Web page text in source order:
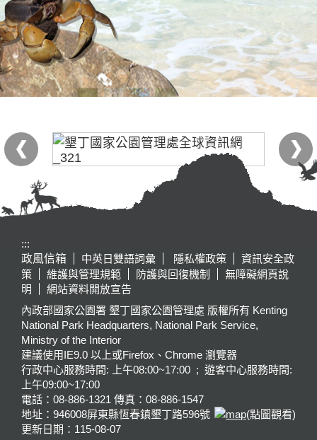
:::
政風信箱
中英日雙語詞彙 隱私權政策
資訊安全政
策
維護與管理規範 防護與回復機制
無障礙網頁說
明
網站資料開放宣告
內政部國家公園署 墾丁國家公園管理處 版權所有 Kenting
National Park Headquarters, National Park Service,
Ministry of the Interior
建議使用IE9.0 以上或Firefox、Chrome 瀏覽器
行政中心服務時間: 上午08:00~17:00 ; 遊客中心服務時間:
上午09:00~17:00
電話：08-886-1321 傳真：08-886-1547
地址：946008屏東縣恆春鎮墾丁路596號
(點圖觀看)
更新日期： 115-08-07